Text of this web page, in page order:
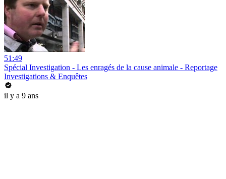
51:49
Spécial Investigation - Les enragés de la cause animale - Reportage
Investigations & Enquêtes
il y a 9 ans